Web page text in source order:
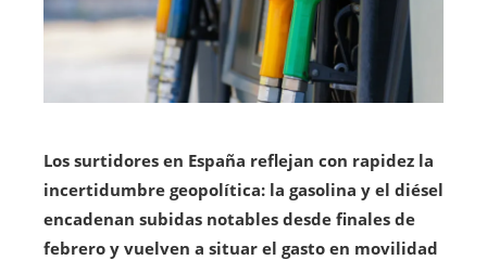
Los surtidores en España reflejan con rapidez la
incertidumbre geopolítica: la gasolina y el diésel
encadenan subidas notables desde finales de
febrero y vuelven a situar el gasto en movilidad